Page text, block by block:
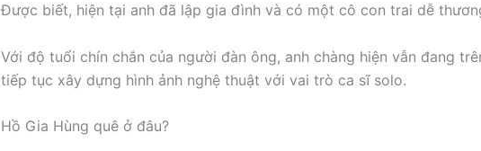
Được biết, hiện tại anh đã lập gia đình và có một cô con trai dễ
Với độ tuổi chín chắn của người đàn ông, anh chàng hiện vẫn đang
tiếp tục xây dựng hình ảnh nghệ thuật với vai trò ca sĩ solo.
Hồ Gia Hùng quê ở đâu?